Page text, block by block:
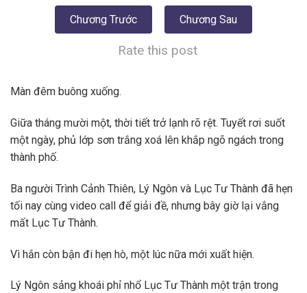
Chương Trước Chương Sau
Rate this post
Màn đêm buông xuống.
Giữa tháng mười một, thời tiết trở lạnh rõ rệt. Tuyết rơi suốt
một ngày, phủ lớp sơn trắng xoá lên khắp ngõ ngách trong
thành phố.
Ba người Trình Cảnh Thiên, Lý Ngôn và Lục Tư Thành đã hẹn
tối nay cùng video call để giải đề, nhưng bây giờ lại vắng
mất Lục Tư Thành.
Vì hắn còn bận đi hẹn hò, một lúc nữa mới xuất hiện.
Lý Ngôn sảng khoái phỉ nhổ Lục Tư Thành một trận trong